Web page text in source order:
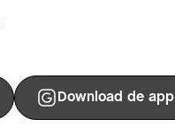
Download de app